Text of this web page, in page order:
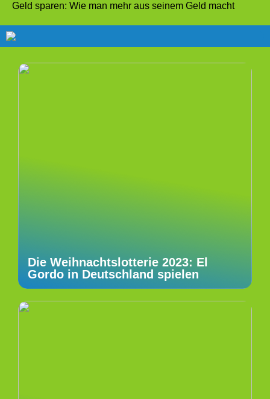
Geld sparen: Wie man mehr aus seinem Geld macht
Die Weihnachtslotterie 2023: El
Gordo in Deutschland spielen